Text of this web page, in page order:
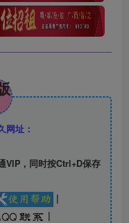
址：
VIP，同时按Ctrl+D保存
|
|